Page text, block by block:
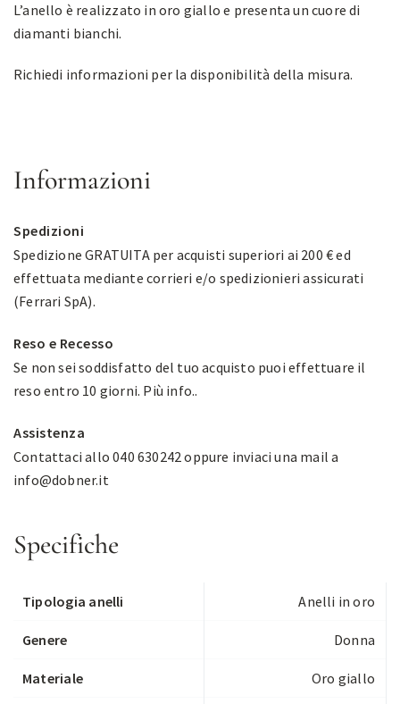
L’anello è realizzato in oro giallo e presenta un cuore di
diamanti bianchi.
Richiedi informazioni per la disponibilità della misura.
Informazioni
Spedizioni
Spedizione GRATUITA per acquisti superiori ai 200 € ed
effettuata mediante corrieri e/o spedizionieri assicurati
(Ferrari SpA).
Reso e Recesso
Se non sei soddisfatto del tuo acquisto puoi effettuare il
reso entro 10 giorni. Più info..
Assistenza
Contattaci allo 040 630242 oppure inviaci una mail a
info@dobner.it
Specifiche
Tipologia anelli Anelli in oro
Genere Donna
Materiale Oro giallo